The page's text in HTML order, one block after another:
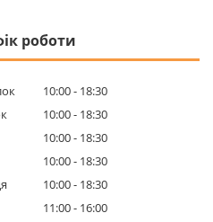
роботи
10:00
18:30
10:00
18:30
10:00
18:30
10:00
18:30
10:00
18:30
11:00
16:00